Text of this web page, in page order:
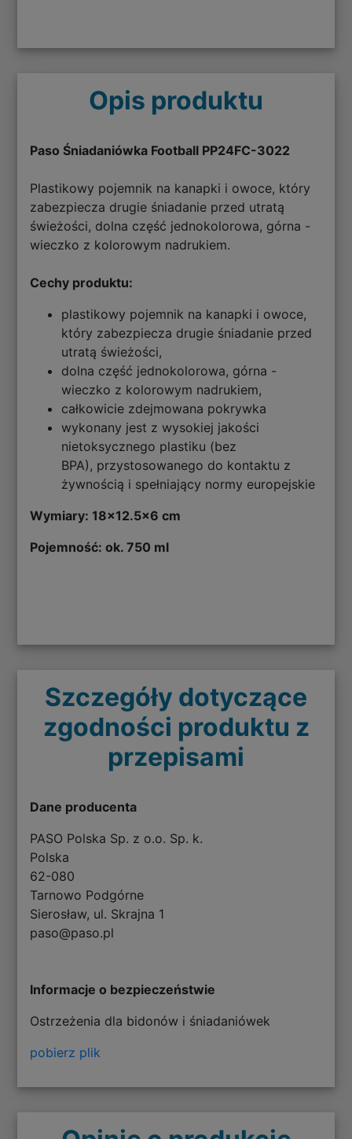
Opis produktu
Paso Śniadaniówka Football PP24FC-3022
Plastikowy pojemnik na kanapki i owoce, który
zabezpiecza drugie śniadanie przed utratą
świeżości, dolna część jednokolorowa, górna -
wieczko z kolorowym nadrukiem.
Cechy produktu:
plastikowy pojemnik na kanapki i owoce,
który zabezpiecza drugie śniadanie przed
utratą świeżości,
dolna część jednokolorowa, górna -
wieczko z kolorowym nadrukiem,
całkowicie zdejmowana pokrywka
wykonany jest z wysokiej jakości
nietoksycznego plastiku (bez
BPA), przystosowanego do kontaktu z
żywnością i spełniający normy europejskie
Wymiary: 18x12.5x6 cm
Pojemność: ok. 750 ml
Szczegóły dotyczące
zgodności produktu z
przepisami
Dane producenta
PASO Polska Sp. z o.o. Sp. k.
Polska
62-080
Tarnowo Podgórne
Sierosław, ul. Skrajna 1
paso@paso.pl
Informacje o bezpieczeństwie
Ostrzeżenia dla bidonów i śniadaniówek
pobierz plik